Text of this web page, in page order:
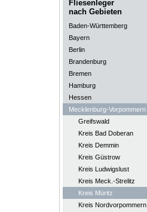
Fliesenleger
nach Gebieten
Baden-Württemberg
Bayern
Berlin
Brandenburg
Bremen
Hamburg
Hessen
Mecklenburg-Vorpommern
Greifswald
Kreis Bad Doberan
Kreis Demmin
Kreis Güstrow
Kreis Ludwigslust
Kreis Meck.-Strelitz
Kreis Müritz
Kreis Nordvorpommern